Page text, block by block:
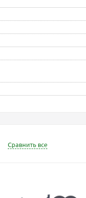
Сравнить все